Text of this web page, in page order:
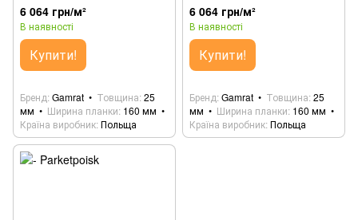
6 064 грн/м²
В наявності
Купити!
Бренд Gamrat Товщина 25
мм
Ширина планки 160 мм
Країна виробник Польща
6 064 грн/м²
В наявності
Купити!
Бренд Gamrat Товщина 25
мм
Ширина планки 160 мм
Країна виробник Польща